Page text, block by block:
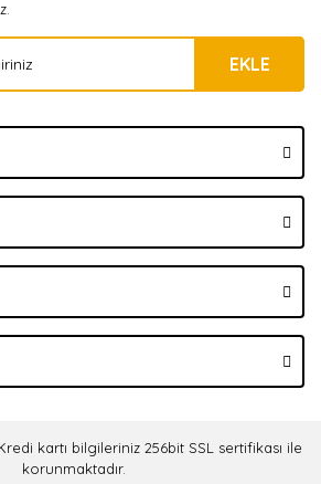
EKLE
kartı bilgileriniz 256bit SSL sertifikası ile
korunmaktadır.